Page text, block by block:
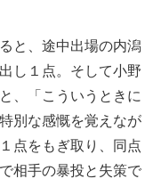
と、途中出場の内潟
し１点。そして小野
、「こういうときに
別な感慨を覚えなが
点をもぎ取り、同点
相手の暴投と失策で